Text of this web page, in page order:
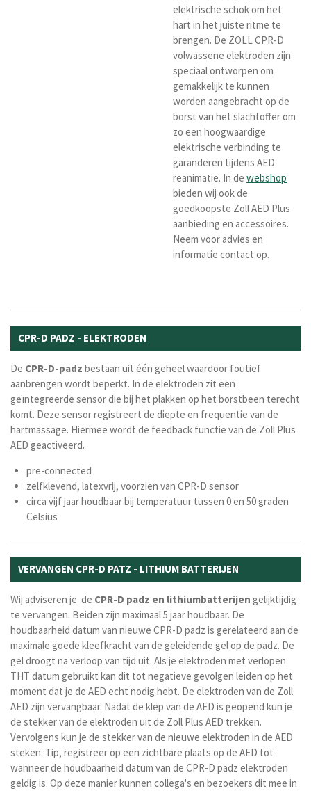
elektrische schok om het
hart in het juiste ritme te
brengen. De ZOLL CPR-D
volwassene elektroden zijn
speciaal ontworpen om
gemakkelijk te kunnen
worden aangebracht op de
borst van het slachtoffer om
zo een hoogwaardige
elektrische verbinding te
garanderen tijdens AED
reanimatie. In de webshop
bieden wij ook de
goedkoopste Zoll AED Plus
aanbieding en accessoires.
Neem voor advies en
informatie contact op.
CPR-D PADZ - ELEKTRODEN
De CPR-D-padz bestaan uit één geheel waardoor foutief
aanbrengen wordt beperkt. In de elektroden zit een
geïntegreerde sensor die bij het plakken op het borstbeen terecht
komt. Deze sensor registreert de diepte en frequentie van de
hartmassage. Hiermee wordt de feedback functie van de Zoll Plus
AED geactiveerd.
pre-connected
zelfklevend, latexvrij, voorzien van CPR-D sensor
circa vijf jaar houdbaar bij temperatuur tussen 0 en 50 graden
Celsius
VERVANGEN CPR-D PATZ - LITHIUM BATTERIJEN
Wij adviseren je de CPR-D padz en lithiumbatterijen gelijktijdig
te vervangen. Beiden zijn maximaal 5 jaar houdbaar. De
houdbaarheid datum van nieuwe CPR-D padz is gerelateerd aan de
maximale goede kleefkracht van de geleidende gel op de padz. De
gel droogt na verloop van tijd uit. Als je elektroden met verlopen
THT datum gebruikt kan dit tot negatieve gevolgen leiden op het
moment dat je de AED echt nodig hebt. De elektroden van de Zoll
AED zijn vervangbaar. Nadat de klep van de AED is geopend kun je
de stekker van de elektroden uit de Zoll Plus AED trekken.
Vervolgens kun je de stekker van de nieuwe elektroden in de AED
steken. Tip, registreer op een zichtbare plaats op de AED tot
wanneer de houdbaarheid datum van de CPR-D padz elektroden
geldig is. Op deze manier kunnen collega's en bezoekers dit mee in